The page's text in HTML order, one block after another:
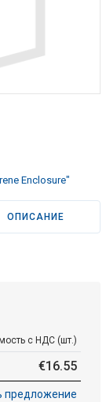
Enclosure"
ОПИСАНИЕ
с НДС (шт.)
€16.55
предложение